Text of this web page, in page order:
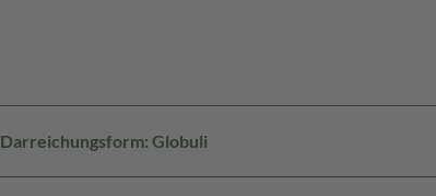
Darreichungsform: Globuli